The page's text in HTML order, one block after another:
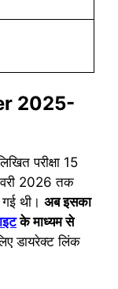
2025-
परीक्षा 15
2026 तक
थी। अब इसका
के माध्यम से
डायरेक्ट लिंक